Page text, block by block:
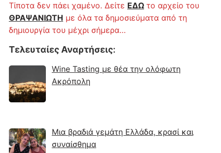
Τίποτα δεν πάει χαμένο. Δείτε ΕΔΩτο αρχείο του
ΘΡΑΨΑΝΙΩΤΗ με όλα τα δημοσιεύματα από τη
δημιουργία του μέχρι σήμερα…
Τελευταίες Αναρτήσεις:
Wine Tasting με θέα την ολόφωτη
Ακρόπολη
Μια βραδιά γεμάτη Ελλάδα, κρασί και
συναίσθημα